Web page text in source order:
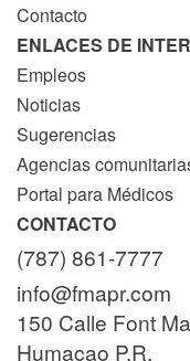
Contacto
ENLACES DE
Empleos
Noticias
Sugerencias
Agencias
Portal para Médicos
CONTACTO
(787) 861-7777
info@fmapr.com
150 Calle Font
Humacao P.R.